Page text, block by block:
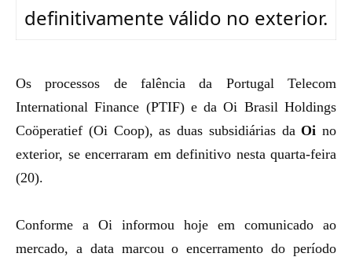
definitivamente válido no exterior.
Os processos de falência da Portugal Telecom
International Finance (PTIF) e da Oi Brasil Holdings
Coöperatief (Oi Coop), as duas subsidiárias da Oi no
exterior, se encerraram em definitivo nesta quarta-feira
(20).
Conforme a Oi informou hoje em comunicado ao
mercado, a data marcou o encerramento do período